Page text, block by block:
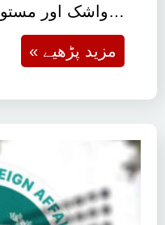
واشک اور مستونگ میں…
« مزید پڑھیے